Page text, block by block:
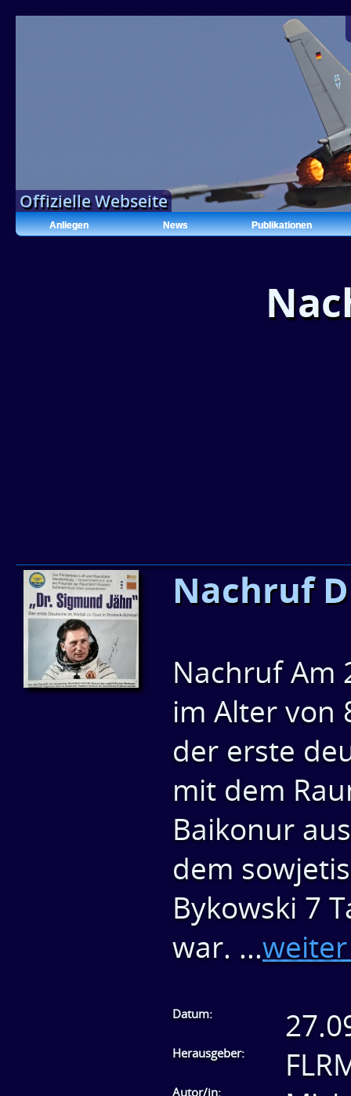
Offizielle Webseite
Anliegen News Publikationen
Nachruf
Nachruf Am
im Alter von
der erste
mit dem
Baikonur
dem
Bykowski 7
war. ...
Datum:
Herausgeber:
Autor/in: